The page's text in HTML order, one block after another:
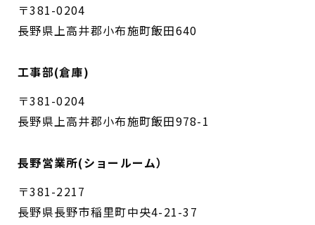
〒381-0204
長野県上高井郡小布施町飯田640
工事部(倉庫)
〒381-0204
長野県上高井郡小布施町飯田978-1
長野営業所(ショールーム）
〒381-2217
長野県長野市稲里町中央4-21-37